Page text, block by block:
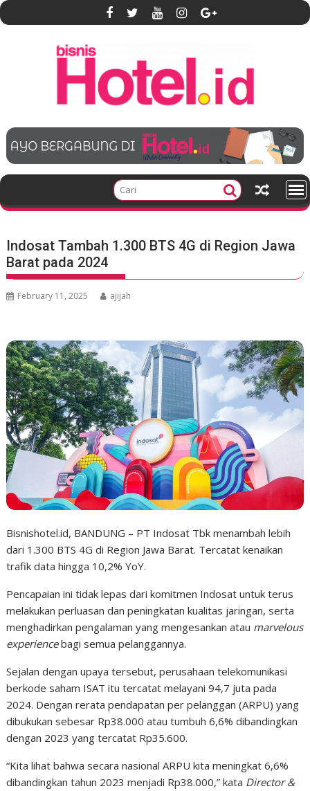
S
k
e
t
Indosat Tambah 1.300 BTS 4G di Region Jawa
Barat pada 2024
February 11, 2025 ajijah
Bisnishotel.id, BANDUNG – PT Indosat Tbk menambah lebih
dari 1.300 BTS 4G di Region Jawa Barat. Tercatat kenaikan
trafik data hingga 10,2% YoY.
Pencapaian ini tidak lepas dari komitmen Indosat untuk terus
melakukan perluasan dan peningkatan kualitas jaringan, serta
menghadirkan pengalaman yang mengesankan atau marvelous
experiencebagi semua pelanggannya.
Sejalan dengan upaya tersebut, perusahaan telekomunikasi
berkode saham ISAT itu tercatat melayani 94,7 juta pada
2024. Dengan rerata pendapatan per pelanggan (ARPU) yang
dibukukan sebesar Rp38.000 atau tumbuh 6,6% dibandingkan
dengan 2023 yang tercatat Rp35.600.
“Kita lihat bahwa secara nasional ARPU kita meningkat 6,6%
dibandingkan tahun 2023 menjadi Rp38.000,” kata Director &